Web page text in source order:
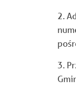
2.
3.